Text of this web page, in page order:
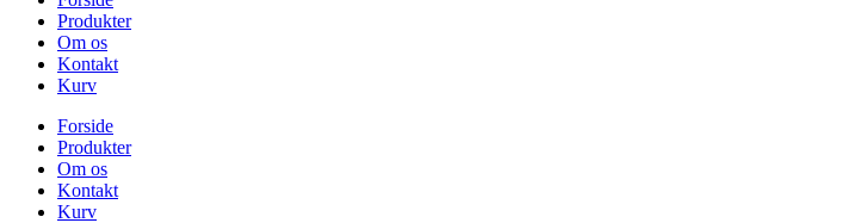
Produkter
Om os
Kontakt
Kurv
Forside
Produkter
Om os
Kontakt
Kurv